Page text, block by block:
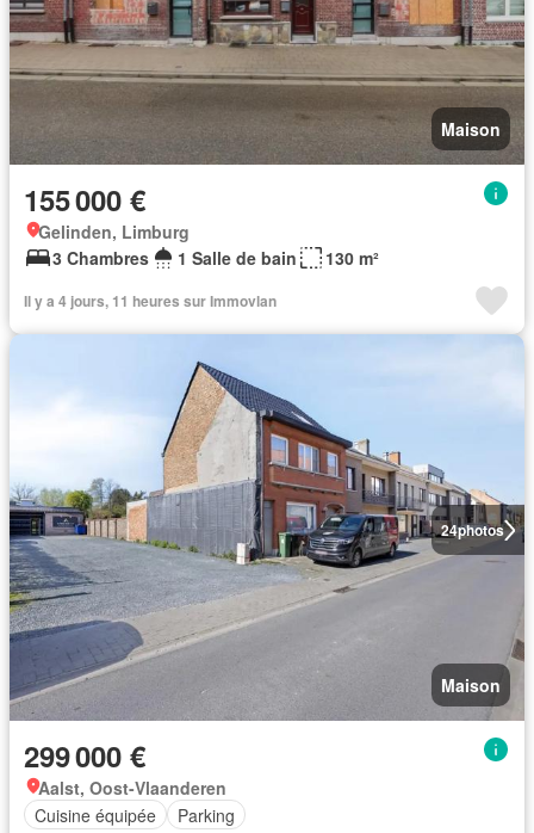
Maison
155 000 €
Gelinden, Limburg
3 Chambres
1 Salle de bain 130 m²
Il y a 4 jours, 11 heures sur Immovlan
24photos
Maison
299 000 €
Aalst, Oost-Vlaanderen
Cuisine équipée
Parking